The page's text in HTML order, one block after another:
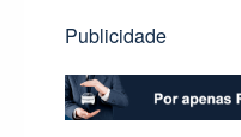
Publicidade